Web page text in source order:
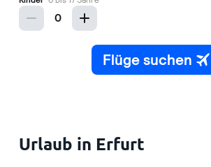
Urlaub in Erfurt